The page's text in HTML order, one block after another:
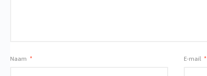
Naam * E-mail *